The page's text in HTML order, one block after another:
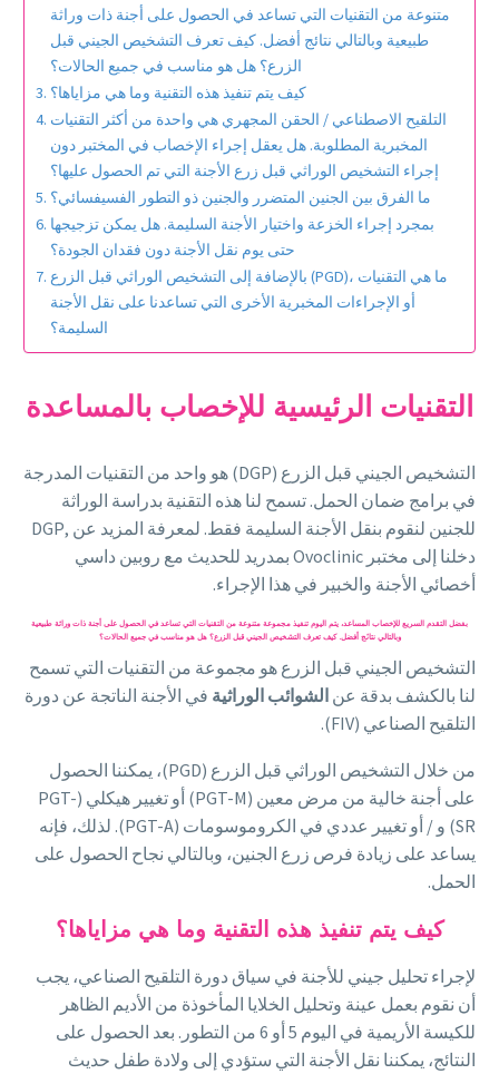
متنوعة من التقنيات التي تساعد في الحصول على أجنة ذات وراثة
طبيعية وبالتالي نتائج أفضل. كيف تعرف التشخيص الجيني قبل
الزرع؟ هل هو مناسب في جميع الحالات؟
كيف يتم تنفيذ هذه التقنية وما هي مزاياها؟
التلقيح الاصطناعي / الحقن المجهري هي واحدة من أكثر التقنيات
المخبرية المطلوبة. هل يعقل إجراء الإخصاب في المختبر دون
إجراء التشخيص الوراثي قبل زرع الأجنة التي تم الحصول عليها؟
ما الفرق بين الجنين المتضرر والجنين ذو التطور الفسيفسائي؟
بمجرد إجراء الخزعة واختيار الأجنة السليمة. هل يمكن تزجيجها
حتى يوم نقل الأجنة دون فقدان الجودة؟
بالإضافة إلى التشخيص الوراثي قبل الزرع (PGD)، ما هي التقنيات
أو الإجراءات المخبرية الأخرى التي تساعدنا على نقل الأجنة
السليمة؟
التقنيات الرئيسية للإخصاب بالمساعدة
التشخيص الجيني قبل الزرع (DGP) هو واحد من التقنيات المدرجة
في برامج ضمان الحمل. تسمح لنا هذه التقنية بدراسة الوراثة
للجنين لنقوم بنقل الأجنة السليمة فقط. لمعرفة المزيد عن ,DGP
دخلنا إلى مختبر Ovoclinic بمدريد للحديث مع روبين داسي
أخصائي الأجنة والخبير في هذا الإجراء.
بفضل التقدم السريع للإخصاب المساعد، يتم اليوم تنفيذ مجموعة متنوعة من التقنيات التي تساعد في الحصول على أجنة ذات وراثة طبيعية
وبالتالي نتائج أفضل. كيف تعرف التشخيص الجيني قبل الزرع؟ هل هو مناسب في جميع الحالات؟
التشخيص الجيني قبل الزرع هو مجموعة من التقنيات التي تسمح
لنا بالكشف بدقة عن الشوائب الوراثية في الأجنة الناتجة عن دورة
التلقيح الصناعي (FIV).
من خلال التشخيص الوراثي قبل الزرع (PGD)، يمكننا الحصول
على أجنة خالية من مرض معين (PGT-M) أو تغيير هيكلي (PGT-
SR) و / أو تغيير عددي في الكروموسومات (PGT-A). لذلك، فإنه
يساعد على زيادة فرص زرع الجنين، وبالتالي نجاح الحصول على
الحمل.
كيف يتم تنفيذ هذه التقنية وما هي مزاياها؟
لإجراء تحليل جيني للأجنة في سياق دورة التلقيح الصناعي، يجب
أن نقوم بعمل عينة وتحليل الخلايا المأخوذة من الأديم الظاهر
للكيسة الأريمية في اليوم 5 أو 6 من التطور. بعد الحصول على
النتائج، يمكننا نقل الأجنة التي ستؤدي إلى ولادة طفل حديث